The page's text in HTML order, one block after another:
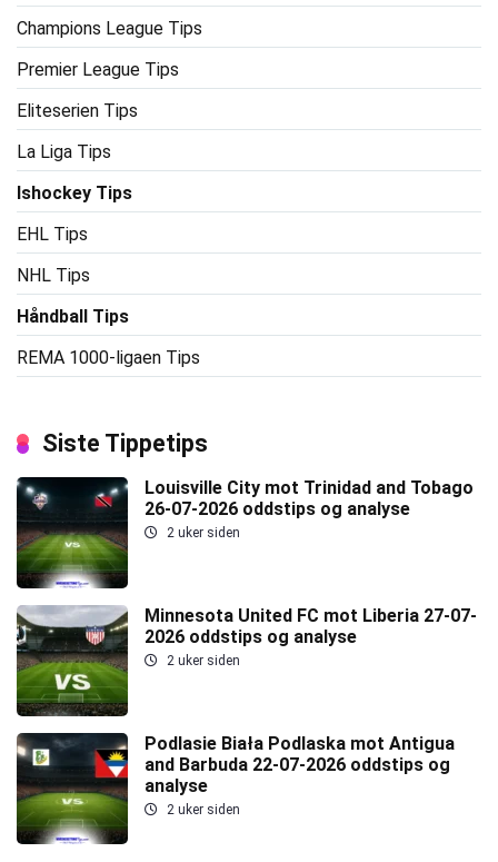
Champions League Tips
Premier League Tips
Eliteserien Tips
La Liga Tips
Ishockey Tips
EHL Tips
NHL Tips
Håndball Tips
REMA 1000-ligaen Tips
Siste Tippetips
Louisville City mot Trinidad and Tobago
26-07-2026 oddstips og analyse
2 uker siden
Minnesota United FC mot Liberia 27-07-
2026 oddstips og analyse
2 uker siden
Podlasie Biała Podlaska mot Antigua
and Barbuda 22-07-2026 oddstips og
analyse
2 uker siden